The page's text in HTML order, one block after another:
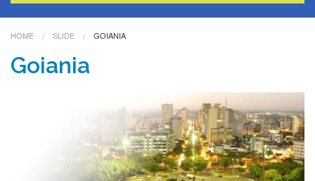
Home
Serviços
HOME SLIDE GOIANIA
Goiania